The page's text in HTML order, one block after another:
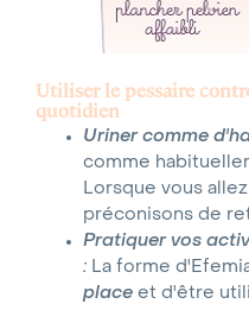
Utiliser le pessaire
quotidien
Uriner comme
comme
Lorsque vous
préconisons de
Pratiquer vos
: La forme
place et d'être